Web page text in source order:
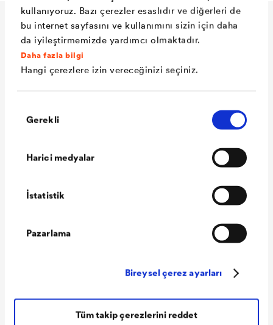
kullanıyoruz. Bazı çerezler esaslıdır ve diğerleri de
bu internet sayfasını ve kullanımını sizin için daha
da iyileştirmemizde yardımcı olmaktadır.
Daha fazla bilgi
Hangi çerezlere izin vereceğinizi seçiniz.
Seçimi
Gerekli
Harici medyalar
İstatistik
Pazarlama
Bireysel çerez ayarları
Tüm takip çerezlerini reddet
Teknik veriler
polyester muflon. (Kendinden
DELTA ®-
Yüzey alanının %50'sini
geçmeyen 50 mm genişliğe
kadar açık derzli cephe